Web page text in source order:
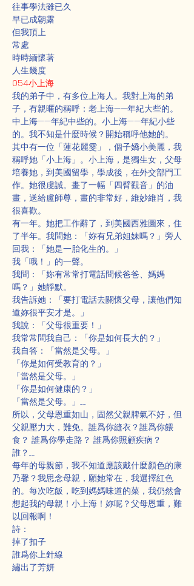
往事學法雖已久
早已成朝露
但我頂上
常處
時時緬懷著
人生幾度
054小上海
我的弟子中，有多位上海人。我對上海的弟
子，有親暱的稱呼：老上海——年紀大些的。
中上海——年紀中些的。小上海——年紀小些
的。我不知是什麼時候？開始稱呼他她的。
其中有一位「蓮花麗雯」，個子嬌小美麗，我
稱呼她「小上海」。小上海，是獨生女，父母
培養她，到美國留學，學成後，在外交部門工
作。她很虔誠。畫了一幅「四臂觀音」的油
畫，送給盧師尊，畫的非常好，維妙維肖，我
很喜歡。
有一年。她把工作辭了，到美國西雅圖來，住
了半年。我問她：「妳有兄弟姐妹嗎？」旁人
回我：「她是一胎化生的。」
我「哦！」的一聲。
我問：「妳有常常打電話問候爸爸、媽媽
嗎？」她靜默。
我告訴她：「要打電話去關懷父母，讓他們知
道妳很平安才是。」
我說：「父母很重要！」
我常常問我自己：「你是如何長大的？」
我自答：「當然是父母。」
「你是如何受教育的？」
「當然是父母。」
「你是如何健康的？」
「當然是父母。」……
所以，父母恩重如山，固然父親脾氣不好，但
父親壓力大，難免。誰爲你縫衣？誰爲你餵
食？ 誰爲你學走路？ 誰爲你照顧疾病？
誰？……
每年的母親節，我不知道應該戴什麼顏色的康
乃馨？我思念母親，願她常在，我選擇紅色
的。每次吃飯，吃到媽媽味道的菜，我仍然會
想起我的母親！小上海！妳呢？父母恩重，難
以回報啊！
詩：
掉了扣子
誰爲你上針線
繡出了芳妍